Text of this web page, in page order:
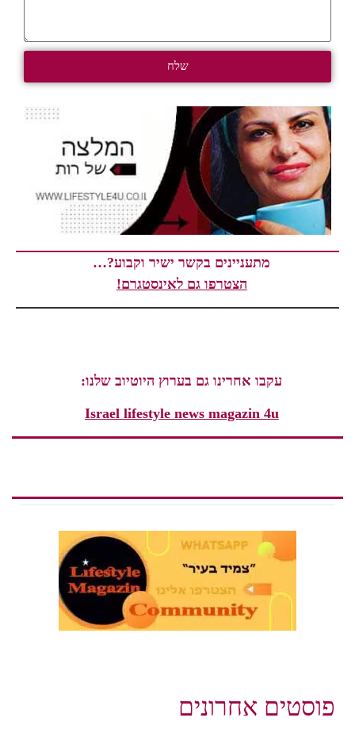
שלח
מתעניינים בקשר ישיר וקבוע?…
הצטרפו גם לאינסטגרם!
עקבו אחרינו גם בערוץ היוטיוב שלנו:
Israel lifestyle news magazin 4u
פוסטים אחרונים